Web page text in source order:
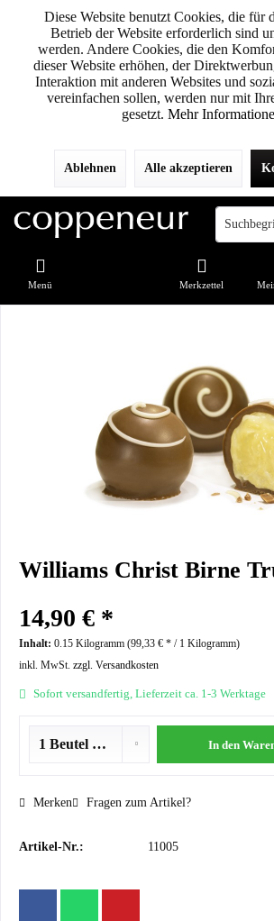
Diese Website benutzt Cookies, die für
Betrieb der Website erforderlich sind
werden. Andere Cookies, die den
dieser Website erhöhen, der
Interaktion mit anderen Websites und
vereinfachen sollen, werden nur mit
gesetzt. Mehr
Ablehnen Alle akzeptieren
Menü Merkzettel
Williams Christ Birne
14,90 € *
Inhalt: 0.15 Kilogramm (99,33 € * / 1 Kilogramm)
inkl. MwSt. zzgl. Versandkosten
Sofort versandfertig, Lieferzeit ca. 1-3 Werktage
In den
Merken Fragen zum Artikel?
Artikel-Nr.: 11005